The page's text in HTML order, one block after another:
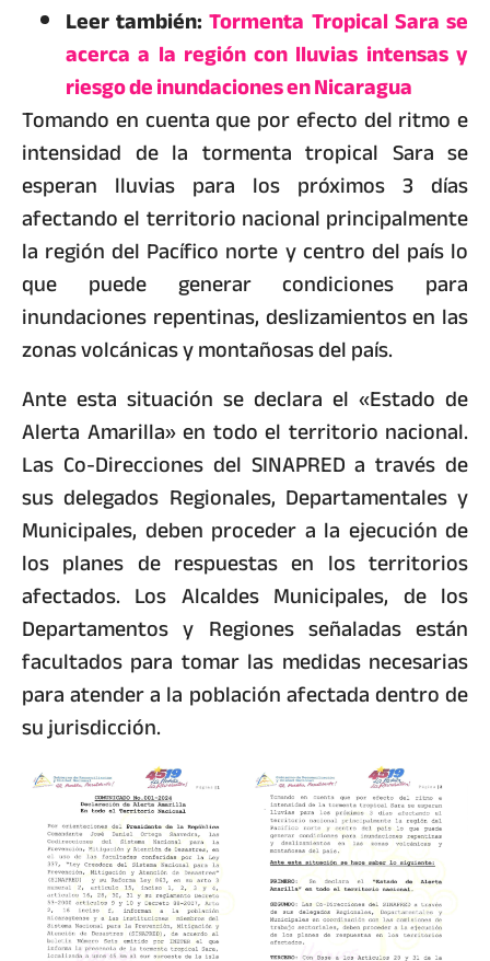
Leer también:Tormenta Tropical Sara se
acerca a la región con lluvias intensas y
riesgo de inundaciones en Nicaragua
Tomando en cuenta que por efecto del ritmo e
intensidad de la tormenta tropical Sara se
esperan lluvias para los próximos 3 días
afectando el territorio nacional principalmente
la región del Pacífico norte y centro del país lo
que puede generar condiciones para
inundaciones repentinas, deslizamientos en las
zonas volcánicas y montañosas del país.
Ante esta situación se declara el «Estado de
Alerta Amarilla» en todo el territorio nacional.
Las Co-Direcciones del SINAPRED a través de
sus delegados Regionales, Departamentales y
Municipales, deben proceder a la ejecución de
los planes de respuestas en los territorios
afectados. Los Alcaldes Municipales, de los
Departamentos y Regiones señaladas están
facultados para tomar las medidas necesarias
para atender a la población afectada dentro de
su jurisdicción.